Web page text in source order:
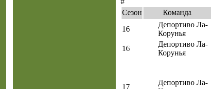
Сезон
Команда
16
Депортиво Ла-
Корунья
16
Депортиво Ла-
Корунья
17
Депортиво Ла-